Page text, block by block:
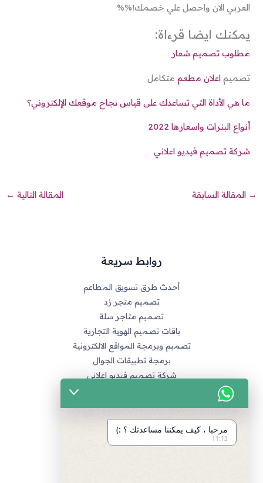
العربي الان واحصل علي خصمك!%%
يمكنك ايضا قرءاة:
مطلوب تصميم شعار
تصميماعلان مطعم متكامل
ما هي الأداة التي تساعدك على قياس نجاح موقعك الإلكتروني؟
أنواع البنرات واسعارها 2022
شركة تصميم فيديو اعلاني
→ المقالة السابقة المقالة التالية ←
روابط سريعة
أحدث طرق تسويق المطاعم
تصميم متجر زد
تصميم متاجر سلة
باقات تصميم الهوية التجارية
تصميم وبرمجة المواقع الالكترونية
برمجة تطبيقات الجوال
شركة تصميم فيديو اعلاني
التسويق الالكتروني
تصميم متاجر زد و متاجر سله
مرحبا ، كيف يمكننا مساعدتك ؟ :)
11:13